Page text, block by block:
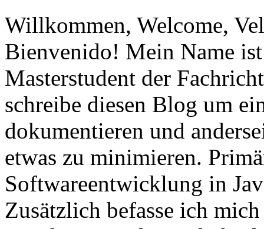
Willkommen, Welcome,
Bienvenido! Mein Name
Masterstudent der
schreibe diesen Blog um
dokumentieren und
etwas zu minimieren.
Softwareentwicklung in
Zusätzlich befasse ich